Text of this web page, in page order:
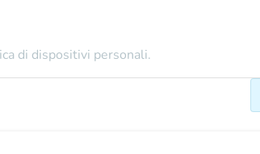
di dispositivi personali.